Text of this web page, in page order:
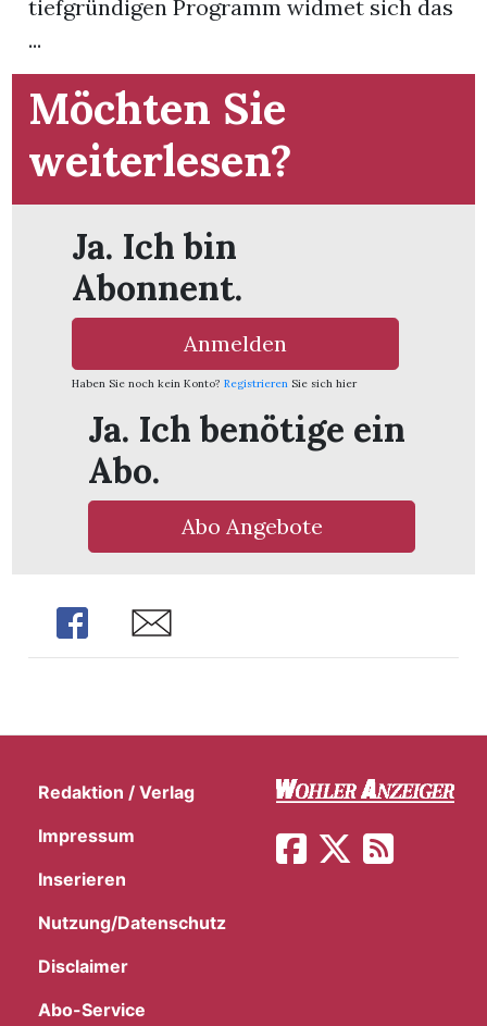
tiefgründigen Programm widmet sich das
...
Möchten Sie
weiterlesen?
Ja. Ich bin
Abonnent.
Anmelden
Haben Sie noch kein Konto? Registrieren Sie sich hier
Ja. Ich benötige ein
Abo.
Abo Angebote
Share Share
Redaktion / Verlag
Impressum
Inserieren
Nutzung/Datenschutz
Disclaimer
Abo-Service